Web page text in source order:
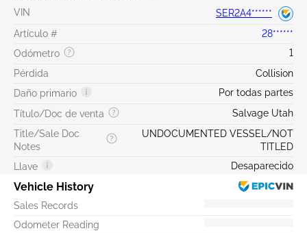
VIN
SER2A4******
Artículo #
28******
Odómetro
1
Pérdida
Collision
Daño primario
Por todas partes
Título/Doc de venta
Salvage Utah
Title/Sale Doc
Notes
UNDOCUMENTED VESSEL/NOT
TITLED
Llave
Desaparecido
Vehicle History
Sales Records
Odometer Reading